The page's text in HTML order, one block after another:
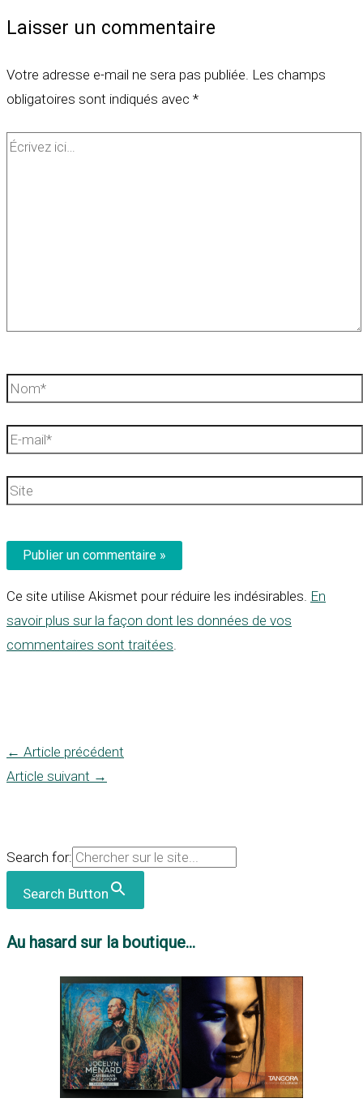
Laisser un commentaire
Votre adresse e-mail ne sera pas publiée. Les champs
obligatoires sont indiqués avec *
Écrivez
Nom*
E-
Site
Ce site utilise Akismet pour réduire les indésirables. En
savoir plus sur la façon dont les données de vos
commentaires sont traitées.
← Article précédent
Article suivant →
Search for:
Search Button
Au hasard sur la boutique...